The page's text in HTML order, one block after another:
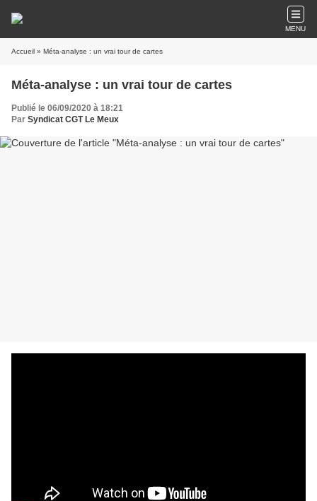
MENU
Accueil » Méta-analyse : un vrai tour de cartes
Méta-analyse : un vrai tour de cartes
Publié le 06/09/2020 à 18:21
Par Syndicat CGT Le Meux